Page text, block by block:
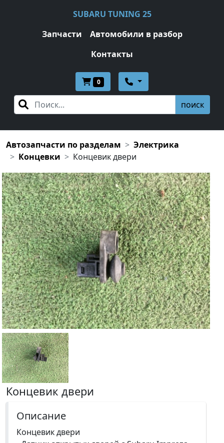
SUBARU TUNING 25
Запчасти
Автомобили в разбор
Контакты
0
поиск
Автозапчасти по разделам
Электрика
Концевки
Концевик двери
Концевик двери
Описание
Концевик двери